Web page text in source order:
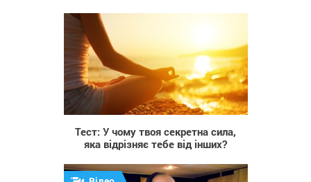
24 823
Тест: У чому твоя секретна сила,
яка відрізняє тебе від інших?